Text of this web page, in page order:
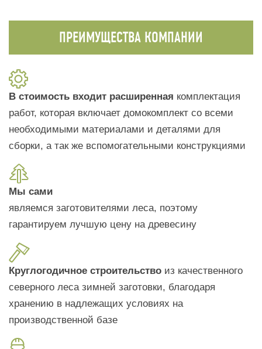
ПРЕИМУЩЕСТВА КОМПАНИИ
В стоимость входит расширенная комплектация
работ, которая включает домокомплект со всеми
необходимыми материалами и деталями для
сборки, а так же вспомогательными конструкциями
Мы сами
являемся заготовителями леса, поэтому
гарантируем лучшую цену на древесину
Круглогодичное строительство из качественного
северного леса зимней заготовки, благодаря
хранению в надлежащих условиях на
производственной базе